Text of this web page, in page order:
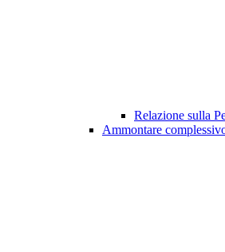
Relazione sulla
Ammontare